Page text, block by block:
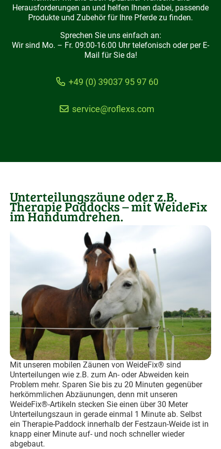
Herausforderungen an und helfen Ihnen dabei, passende
Produkte und Zubehör für Ihre Pferde zu finden.
Sprechen Sie uns einfach an:
Wir sind Mo. – Fr. 09:00-16:00 Uhr telefonisch oder per E-
Mail für Sie da!
+49 (0) 39037 95 97 60
service@roflexs.com
Unterteilungszäune oder z.B.
Therapie Paddocks – mit WeideFix
im Handumdrehen.
Mit unseren mobilen Zäunen von WeideFix® sind
Unterteilungen wie z.B. zum An- oder Abweiden kein
Problem mehr. Sparen Sie bis zu 20 Minuten gegenüber
herkömmlichen Abzäunungen, denn mit unseren
WeideFix®-Artikeln stecken Sie einen über 30 Meter
Unterteilungszaun in gerade einmal 1 Minute ab. Selbst
ein Therapie-Paddock innerhalb der Festzaun-Weide ist in
knapp einer Minute auf- und noch schneller wieder
abgebaut.